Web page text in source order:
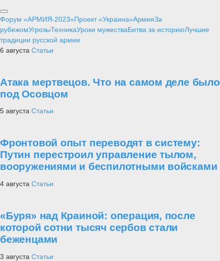
Форум «АРМИЯ-2023»Проект «Украина»АрмияЗа
рубежомУгрозыТехникаУроки мужестваБитва за историюЛучшие
традиции русской армии
6 августа Статьи
Атака мертвецов. Что на самом деле было
под Осовцом
5 августа Статьи
Фронтовой опыт переводят в систему:
Путин перестроил управление тылом,
вооружениями и беспилотными войсками
4 августа Статьи
«Буря» над Краиной: операция, после
которой сотни тысяч сербов стали
беженцами
3 августа Статьи